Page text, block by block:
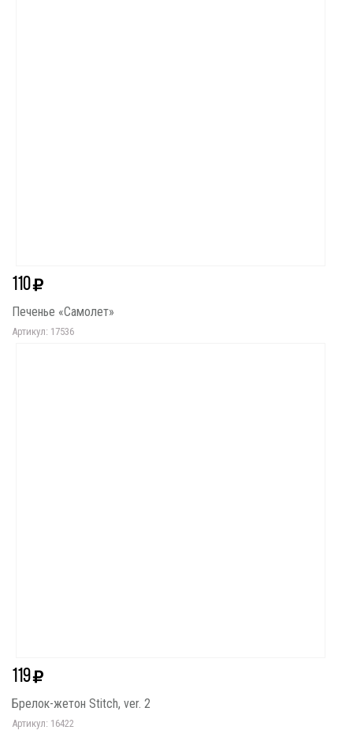
110
Печенье «Самолет»
Артикул: 17536
119
Брелок-жетон Stitch, ver. 2
Артикул: 16422